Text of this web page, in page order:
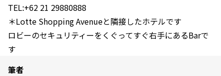
TEL:+62 21 29880888
＊Lotte Shopping Avenueと隣接したホテルです
ロビーのセキュリティーをくぐってすぐ右手にあるBarで
す
筆者